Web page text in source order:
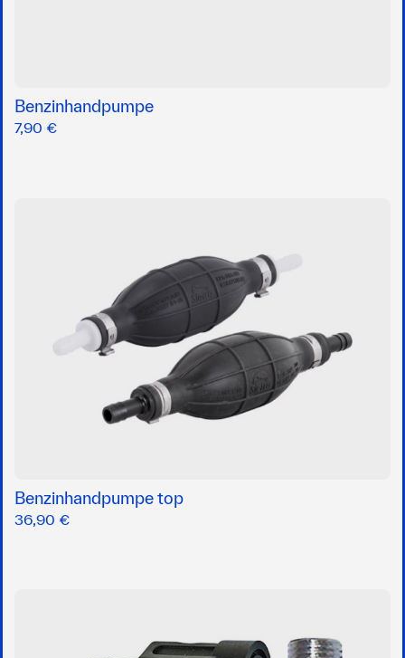
Benzinhandpumpe
7,90 €
Benzinhandpumpe top
36,90 €